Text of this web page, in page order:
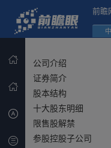
前瞻
公司介绍
证券简介
股本结构
十大股东明细
限售股解禁
参股控股子公司